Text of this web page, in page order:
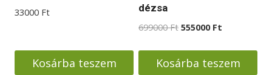
33000 Ft
Kosárba teszem
dézsa
699000Ft Original
was:
699000 Ft.
555000 Ft
is:
555000 Ft.
Kosárba teszem